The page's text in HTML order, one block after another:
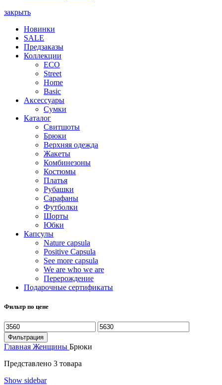
закрыть
Новинки
SALE
Предзаказы
Коллекции
ECO
Street
Home
Basic
Аксессуары
Сумки
Каталог
Cвитшоты
Брюки
Верхняя одежда
Жакеты
Комбинезоны
Костюмы
Платья
Рубашки
Сарафаны
Футболки
Шорты
Юбки
Капсулы
Nature capsula
Positive Capsula
See more capsula
We are who we are
Перерождение
Подарочные сертификаты
Фильтр по цене
Минимальная
цена
Максимальная
цена
Фильтрация
Главная Женщины Брюки
Представлено 3 товара
Show sidebar